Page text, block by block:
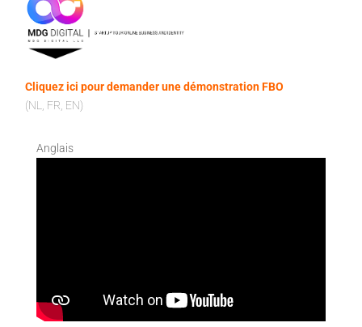
Cliquez ici pour demander une démonstration FBO
(NL, FR, EN)
Anglais